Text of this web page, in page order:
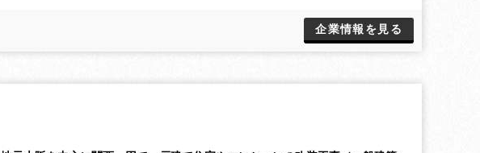
企業情報を見る